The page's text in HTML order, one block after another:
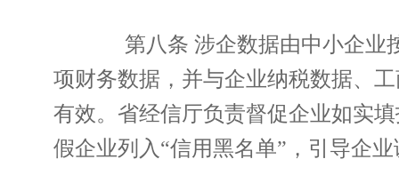
第八条 涉企数据由中小企业按
项财务数据，并与企业纳税数据、
有效。省经信厅负责督促企业如实
假企业列入“信用黑名单”，引导企